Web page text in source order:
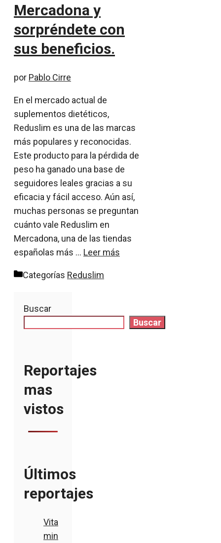
Mercadona y
sorpréndete con
sus beneficios.
por Pablo Cirre
En el mercado actual de
suplementos dietéticos,
Reduslim es una de las marcas
más populares y reconocidas.
Este producto para la pérdida de
peso ha ganado una base de
seguidores leales gracias a su
eficacia y fácil acceso. Aún así,
muchas personas se preguntan
cuánto vale Reduslim en
Mercadona, una de las tiendas
españolas más … Leer más
Categorías Reduslim
Buscar
Buscar
Reportajes
mas
vistos
Últimos
reportajes
Vita
min